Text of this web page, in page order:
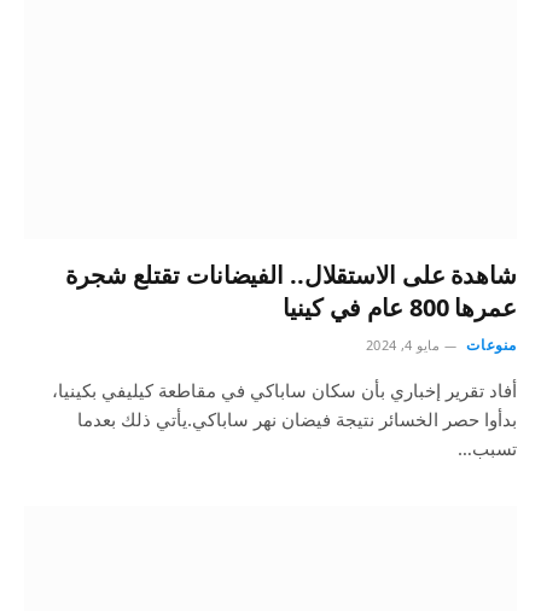
شاهدة على الاستقلال.. الفيضانات تقتلع شجرة
عمرها 800 عام في كينيا
منوعات مايو 4, 2024
أفاد تقرير إخباري بأن سكان ساباكي في مقاطعة كيليفي بكينيا،
بدأوا حصر الخسائر نتيجة فيضان نهر ساباكي.يأتي ذلك بعدما
تسبب…